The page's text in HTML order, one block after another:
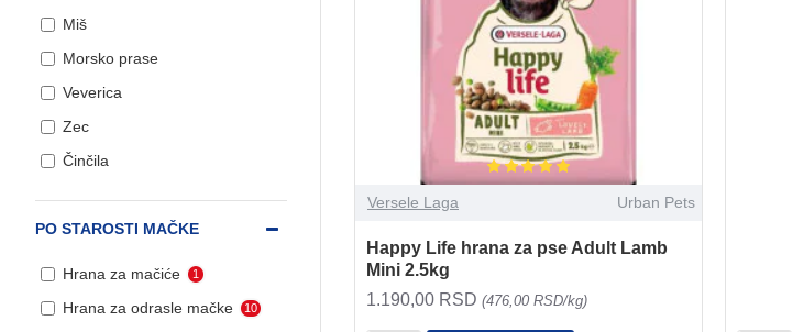
Miš
Morsko prase
Veverica
Zec
Činčila
PO STAROSTI MAČKE
Hrana za mačiće 1
Hrana za odrasle mačke 10
Versele Laga Urban Pets
Happy Life hrana za pse Adult Lamb
Mini 2.5kg
1.190,00 RSD (476,00 RSD/kg)